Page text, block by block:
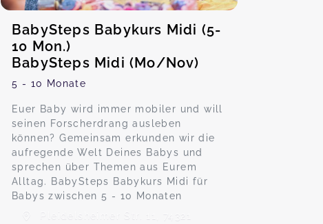
BabySteps Babykurs Midi (5-
10 Mon.)
BabySteps Midi (Mo/Nov)
5 - 10 Monate
Euer Baby wird immer mobiler und will
seinen Forscherdrang ausleben
können? Gemeinsam erkunden wir die
aufregende Welt Deines Babys und
sprechen über Themen aus Eurem
Alltag. BabySteps Babykurs Midi für
Babys zwischen 5 - 10 Monaten
Pleidelsheimer Str. 11, 74321